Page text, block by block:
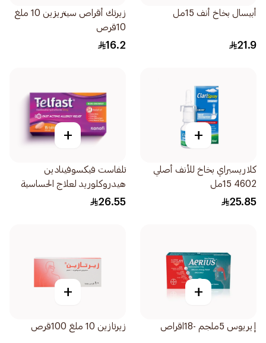
أبيسال بخاخ أنف 15مل
21.9
زيرتك أقراص سيتريزين 10 ملغ
10قرص
16.2
+
كلاريسبراي بخاخ للأنف أصلي
4602 15مل
25.85
+
تلفاست فيكسوفينادين
هيدروكلوريد لعلاج الحساسية
120ملغ 15قرص
26.55
+
إيريوس 5ملجم -18اقراص
+
زيرتازين 10 ملغ 100قرص